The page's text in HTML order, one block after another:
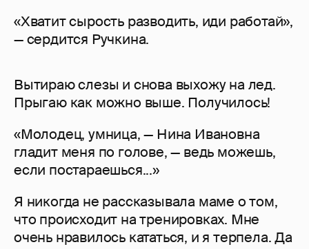
«Хватит сырость разводить, иди работай»,
— сердится Ручкина.
Вытираю слезы и снова выхожу на лед.
Прыгаю как можно выше. Получилось!
«Молодец, умница, — Нина Ивановна
гладит меня по голове, — ведь можешь,
если постараешься...»
Я никогда не рассказывала маме о том,
что происходит на тренировках. Мне
очень нравилось кататься, и я терпела. Да